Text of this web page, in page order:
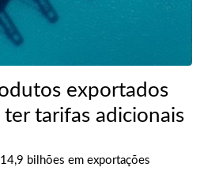
exportados
tarifas adicionais
bilhões em exportações